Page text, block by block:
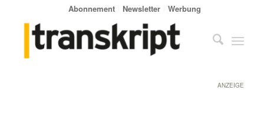
Abonnement Newsletter Werbung
ANZEIGE